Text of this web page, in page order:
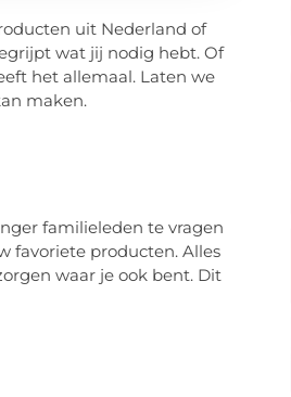
uit Nederland of
wat jij nodig hebt. Of
het allemaal. Laten we
maken.
familieleden te vragen
favoriete producten. Alles
waar je ook bent. Dit